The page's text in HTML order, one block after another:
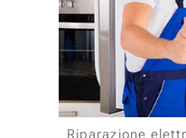
Riparazione